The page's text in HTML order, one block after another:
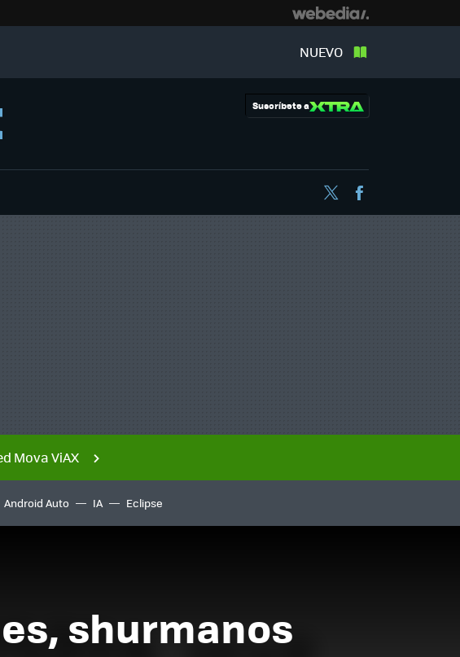
NUEVO
Suscríbete a
Twitter
Mova ViAX
Android Auto IA Eclipse
shurmanos